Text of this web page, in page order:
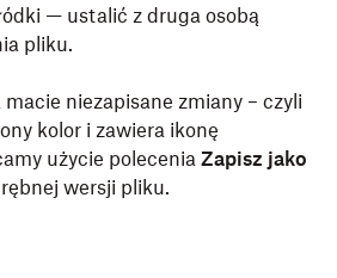
— ustalić z druga osobą
pliku.
macie niezapisane zmiany – czyli
kolor i zawiera ikonę
użycie polecenia Zapisz jako
wersji pliku.